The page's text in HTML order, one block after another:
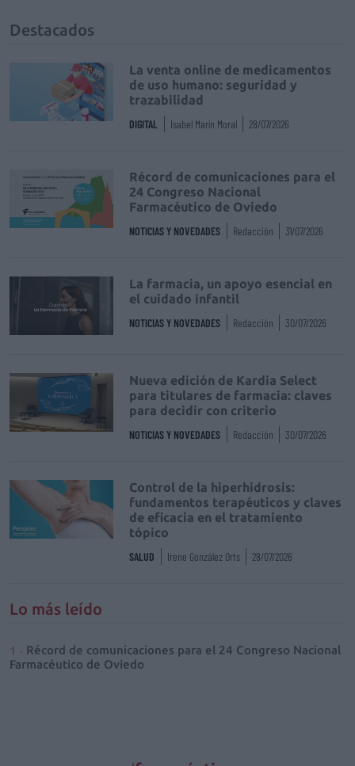
Destacados
La venta online de medicamentos
de uso humano: seguridad y
trazabilidad
DIGITAL Isabel Marín Moral 28/07/2026
Récord de comunicaciones para el
24 Congreso Nacional
Farmacéutico de Oviedo
NOTICIAS Y NOVEDADES Redacción 31/07/2026
La farmacia, un apoyo esencial en
el cuidado infantil
NOTICIAS Y NOVEDADES Redacción 30/07/2026
Nueva edición de Kardia Select
para titulares de farmacia: claves
para decidir con criterio
NOTICIAS Y NOVEDADES Redacción 30/07/2026
Control de la hiperhidrosis:
fundamentos terapéuticos y claves
de eficacia en el tratamiento
tópico
SALUD Irene González Orts 28/07/2026
Lo más leído
Récord de comunicaciones para el 24 Congreso Nacional
Farmacéutico de Oviedo